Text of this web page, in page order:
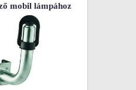
mobil lámpához